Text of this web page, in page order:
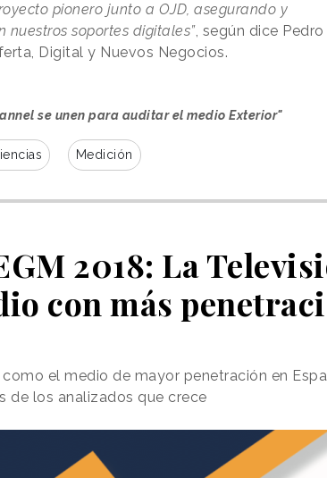
pionero junto a OJD, asegurando y
soportes digitales”, según dice Pedro
Digital y Nuevos Negocios.
se unen para auditar el medio Exterior"
Medición
2018: La
con más
el medio de mayor penetración en
de los analizados que crece